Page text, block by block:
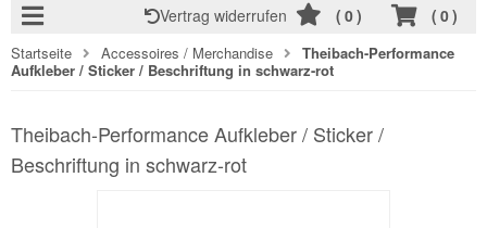
( 0)
Vertrag widerrufen ( 0)
Startseite Accessoires / Merchandise
Theibach-Performance
Aufkleber / Sticker / Beschriftung in schwarz-rot
Theibach-Performance Aufkleber / Sticker /
Beschriftung in schwarz-rot